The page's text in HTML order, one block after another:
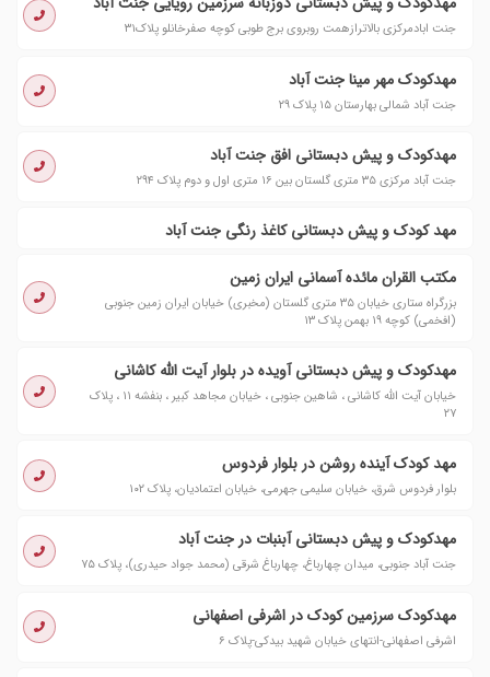
جنت ابادمرکزی بالاترازهمت روبروی برج طوبی کوچه صفرخانلو پلاک۳۱
مهدکودک مهر مینا جنت آباد
جنت آباد شمالی بهارستان ۱۵ پلاک ۲۹
مهدکودک و پیش دبستانی افق جنت آباد
جنت آباد مرکزی ۳۵ متری گلستان بین ۱۶ متری اول و دوم پلاک ۲۹۴
مهد کودک و پیش دبستانی کاغذ رنگی جنت آباد
مکتب القران مائده آسمانی ایران زمین
بزرگراه ستاری خیابان ۳۵ متری گلستان (مخبری) خیابان ایران زمین جنوبی
(افخمی) کوچه ۱۹ بهمن پلاک ۱۳
مهدكودک و پیش دبستانی آویده در بلوار آیت الله کاشانی
خیابان آیت الله کاشانی ، شاهین جنوبی ، خیابان مجاهد کبیر ، بنفشه ۱۱ ، پلاک
۲۷
مهد کودک آینده روشن در بلوار فردوس
بلوار فردوس شرق، خیابان سلیمی جهرمی، خیابان اعتمادیان، پلاک ۱۰۲
مهدکودک و پیش دبستانی آبنبات در جنت آباد
جنت آباد جنوبی، میدان چهارباغ، چهارباغ شرقی (محمد جواد حیدری)، پلاک ۷۵
مهدکودک سرزمین کودک در اشرفی اصفهانی
اشرفی اصفهانی-انتهای خیابان شهید بیدکی-پلاک ۶